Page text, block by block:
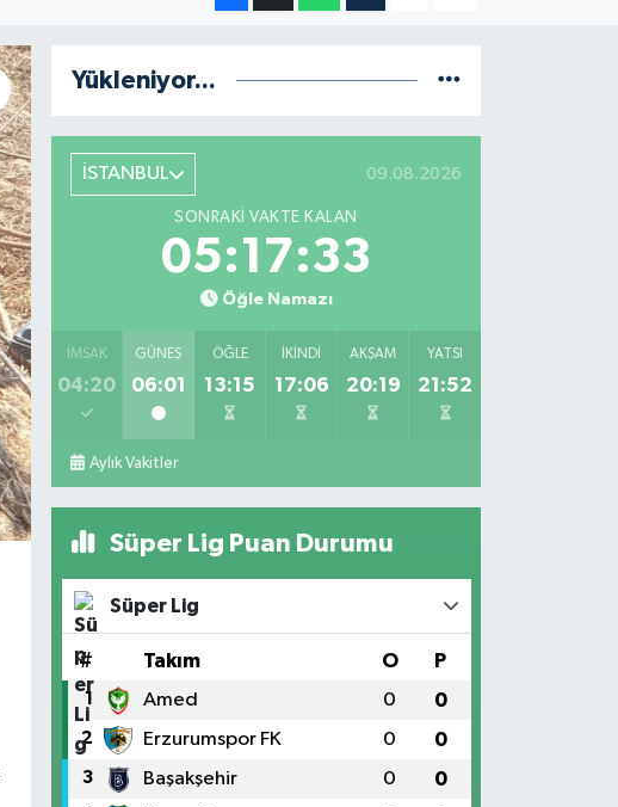
Yükleniyor...
İSTANBUL 09.08.2026
SONRAKI VAKTE KALAN
05:17:32
Öğle Namazı
İMSAK
04:20
GÜNEŞ
06:01
ÖĞLE
13:15
İKINDI
17:06
AKŞAM
20:19
YATSI
21:52
Aylık Vakitler
Süper Lig Puan Durumu
Süper Lig
# Takım O P
1 Amed 0 0
2 Erzurumspor FK 0 0
3 Başakşehir 0 0